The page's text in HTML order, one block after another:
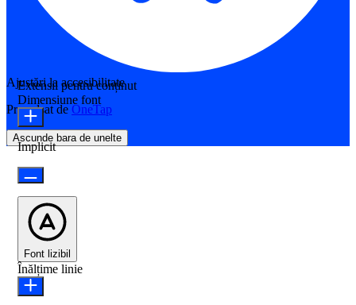
Ajustări la accesibilitate
Propulsat de OneTap
Ascunde bara de unelte
Extensii pentru conținut
Dimensiune font
Implicit
Font lizibil
Înălțime linie